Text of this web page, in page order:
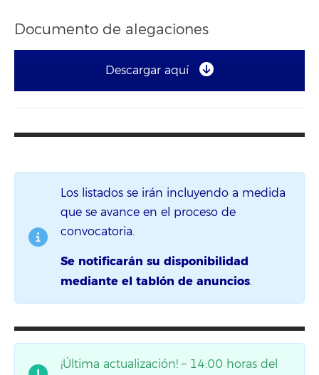
Documento de alegaciones
Descargar aquí
Los listados se irán incluyendo a medida
que se avance en el proceso de
convocatoria.
Se notificarán su disponibilidad
mediante el tablón de anuncios.
¡Última actualización! – 14:00 horas del